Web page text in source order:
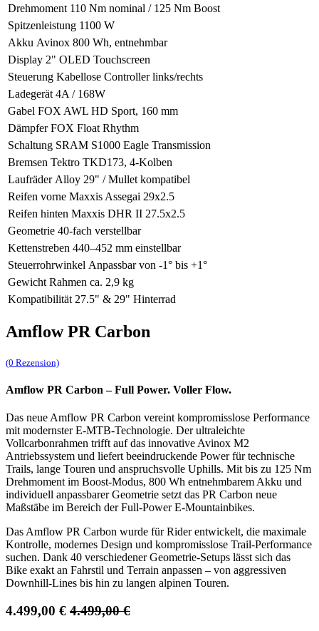
Drehmoment 110 Nm nominal / 125 Nm Boost
Spitzenleistung 1100 W
Akku Avinox 800 Wh, entnehmbar
Display 2" OLED Touchscreen
Steuerung Kabellose Controller links/rechts
Ladegerät 4A / 168W
Gabel FOX AWL HD Sport, 160 mm
Dämpfer FOX Float Rhythm
Schaltung SRAM S1000 Eagle Transmission
Bremsen Tektro TKD173, 4-Kolben
Laufräder Alloy 29" / Mullet kompatibel
Reifen vorne Maxxis Assegai 29x2.5
Reifen hinten Maxxis DHR II 27.5x2.5
Geometrie 40-fach verstellbar
Kettenstreben 440–452 mm einstellbar
Steuerrohrwinkel Anpassbar von -1° bis +1°
Gewicht Rahmen ca. 2,9 kg
Kompatibilität 27.5" & 29" Hinterrad
Amflow PR Carbon
(0 Rezension)
Amflow PR Carbon – Full Power. Voller Flow.
Das neue Amflow PR Carbon vereint kompromisslose Performance
mit modernster E-MTB-Technologie. Der ultraleichte
Vollcarbonrahmen trifft auf das innovative Avinox M2
Antriebssystem und liefert beeindruckende Power für technische
Trails, lange Touren und anspruchsvolle Uphills. Mit bis zu 125 Nm
Drehmoment im Boost-Modus, 800 Wh entnehmbarem Akku und
individuell anpassbarer Geometrie setzt das PR Carbon neue
Maßstäbe im Bereich der Full-Power E-Mountainbikes.
Das Amflow PR Carbon wurde für Rider entwickelt, die maximale
Kontrolle, modernes Design und kompromisslose Trail-Performance
suchen. Dank 40 verschiedener Geometrie-Setups lässt sich das
Bike exakt an Fahrstil und Terrain anpassen – von aggressiven
Downhill-Lines bis hin zu langen alpinen Touren.
4.499,00 € 4.499,00€